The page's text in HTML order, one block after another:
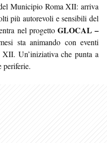
Municipio Roma XII: arriva
più autorevoli e sensibili del
nel progetto GLOCAL –
sta animando con eventi
Un’iniziativa che punta a
periferie.